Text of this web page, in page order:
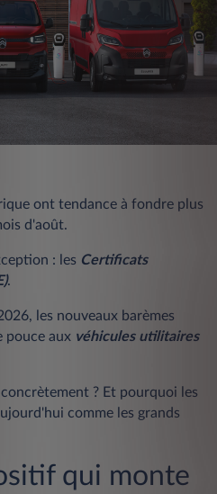
ont tendance à fondre plus
d'août.
: les Certificats
.
les nouveaux barèmes
pouce aux véhicules utilitaires
? Et pourquoi les
comme les grands
qui monte